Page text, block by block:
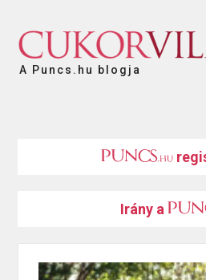
A Puncs.hu blogja
Irány a